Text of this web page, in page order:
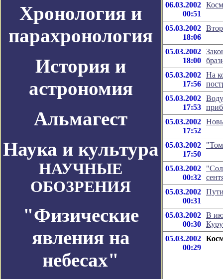
Хронология и
парахронология
История и
астрономия
Альмагест
Наука и культура
НАУЧНЫЕ
ОБОЗРЕНИЯ
"Физические
явления на
небесах"
06.03.2002
00:51
05.03.2002
18:06
05.03.2002
18:00
05.03.2002
17:56
На
05.03.2002
17:53
05.03.2002
17:52
05.03.2002
17:50
05.03.2002
00:32
05.03.2002
00:31
05.03.2002
00:30
В
Куру
05.03.2002
00:29